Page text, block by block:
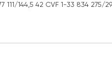
111/144,5 42 CVF 1-33 834 275/